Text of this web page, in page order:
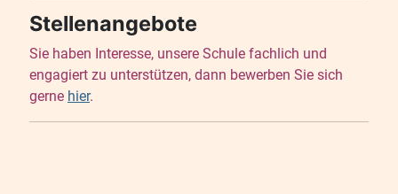
Stellenangebote
Sie haben Interesse, unsere Schule fachlich und
engagiert zu unterstützen, dann bewerben Sie sich
gerne hier.